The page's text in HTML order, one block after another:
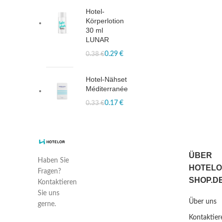
Hotel-
Körperlotion
30 ml
LUNAR
0.38€0.29 €
Hotel-Nähset
Méditerranée
0.33€0.17 €
Haben Sie
Fragen?
Kontaktieren
Sie uns
gerne.
ÜBER
Über uns